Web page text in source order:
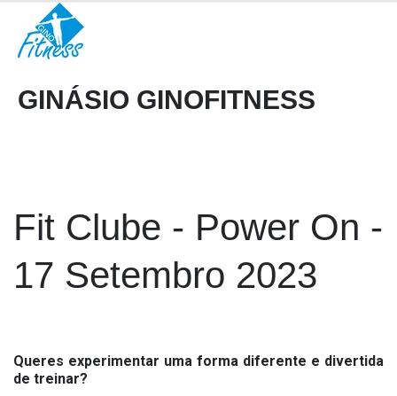
GINÁSIO GINOFITNESS
Fit Clube - Power On -
17 Setembro 2023
Queres experimentar uma forma diferente e divertida
de treinar?